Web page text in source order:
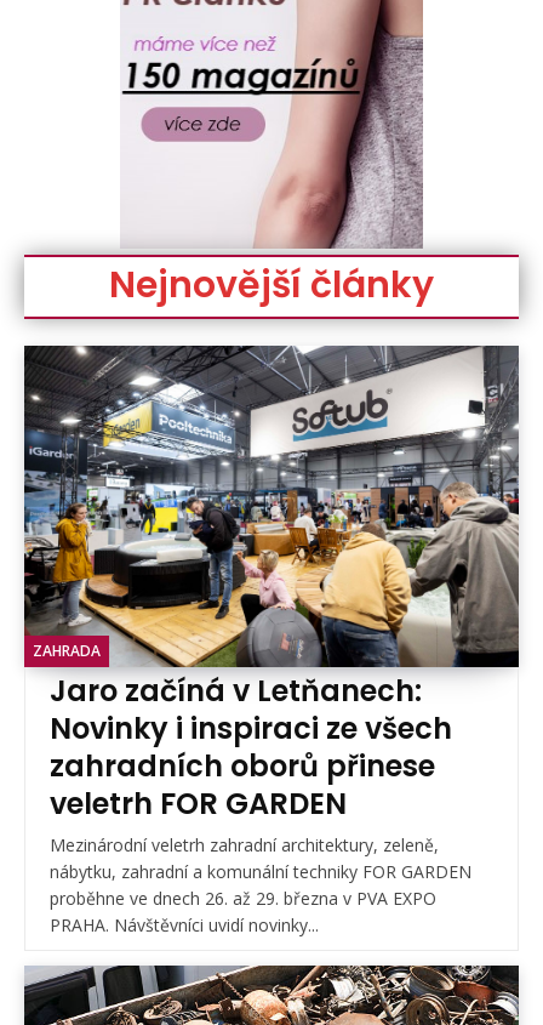
Nejnovější články
ZAHRADA
Jaro začíná v Letňanech:
Novinky i inspiraci ze všech
zahradních oborů přinese
veletrh FOR GARDEN
Mezinárodní veletrh zahradní architektury, zeleně,
nábytku, zahradní a komunální techniky FOR GARDEN
proběhne ve dnech 26. až 29. března v PVA EXPO
PRAHA. Návštěvníci uvidí novinky...